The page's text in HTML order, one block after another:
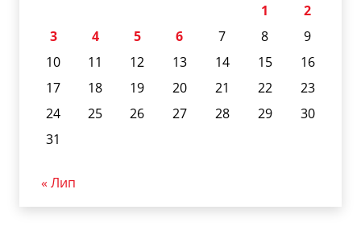
1
2
3
4 5 6 7 8
9
10
11 12 13 14 15
16
17
18 19 20 21 22
23
24
25 26 27 28 29
30
31
« Лип